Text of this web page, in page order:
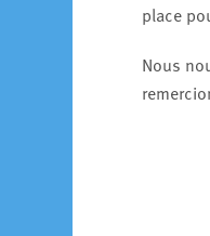
place
Nous